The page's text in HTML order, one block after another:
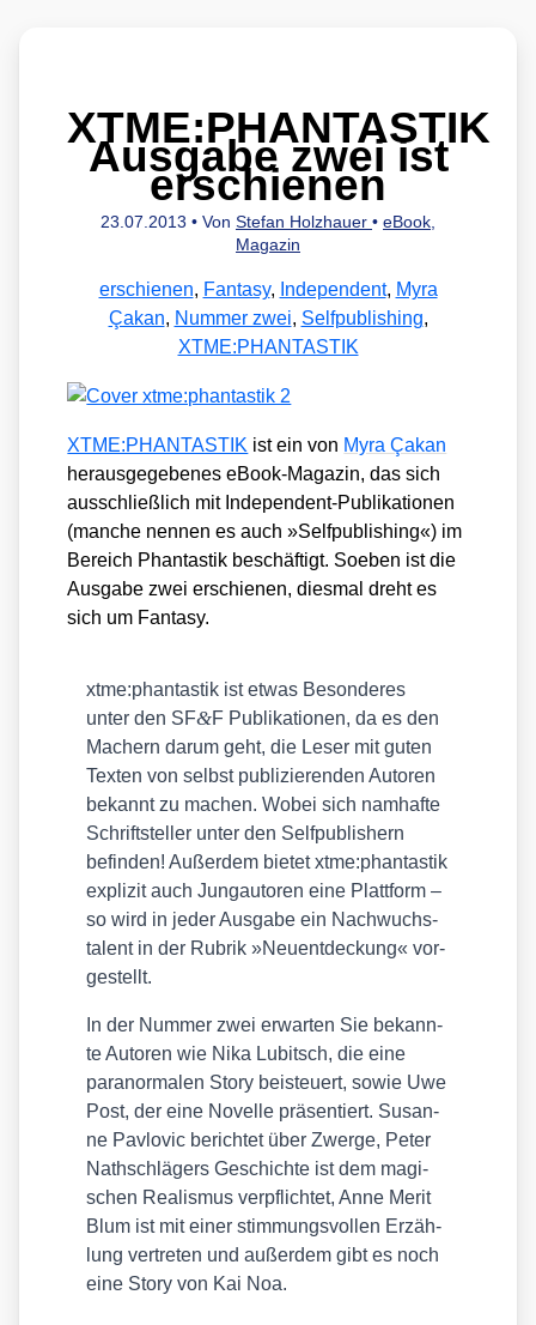
XTME:PHANTASTIK
Ausgabe zwei ist
erschienen
23.07.2013 • Von Stefan Holzhauer • eBook,
Magazin
erschienen, Fantasy, Independent, Myra
Çakan, Nummer zwei, Selfpublishing,
XTME:PHANTASTIK
XTME:PHANTASTIK ist ein von Myra Çakan
her­aus­ge­ge­be­nes eBook-Maga­zin, das sich
aus­schließ­lich mit Inde­pen­dent-Publi­ka­tio­nen
(man­che nen­nen es auch »Self­pu­bli­shing«) im
Bereich Phan­tas­tik beschäf­tigt. Soeben ist die
Aus­ga­be zwei erschie­nen, dies­mal dreht es
sich um Fan­ta­sy.
xtme:phantastik ist etwas Beson­de­res
unter den SF&F Publi­ka­tio­nen, da es den
Machern dar­um geht, die Leser mit guten
Tex­ten von selbst publi­zie­ren­den Autoren
bekannt zu machen. Wobei sich nam­haf­te
Schrift­stel­ler unter den Self­pu­blishern
befin­den! Außer­dem bie­tet xtme:phantastik
expli­zit auch Jung­au­to­ren eine Platt­form –
so wird in jeder Aus­ga­be ein Nach­wuchs­
ta­lent in der Rubrik »Neu­ent­de­ckung« vor­
ge­stellt.
In der Num­mer zwei erwar­ten Sie bekann­
te Autoren wie Nika Lubit­sch, die eine
para­nor­ma­len Sto­ry bei­steu­ert, sowie Uwe
Post, der eine Novel­le prä­sen­tiert. Susan­
ne Pav­lo­vic berich­tet über Zwer­ge, Peter
Nath­schlä­gers Geschich­te ist dem magi­
schen Rea­lis­mus ver­pflich­tet, Anne Merit
Blum ist mit einer stim­mungs­vol­len Erzäh­
lung ver­tre­ten und außer­dem gibt es noch
eine Sto­ry von Kai Noa.